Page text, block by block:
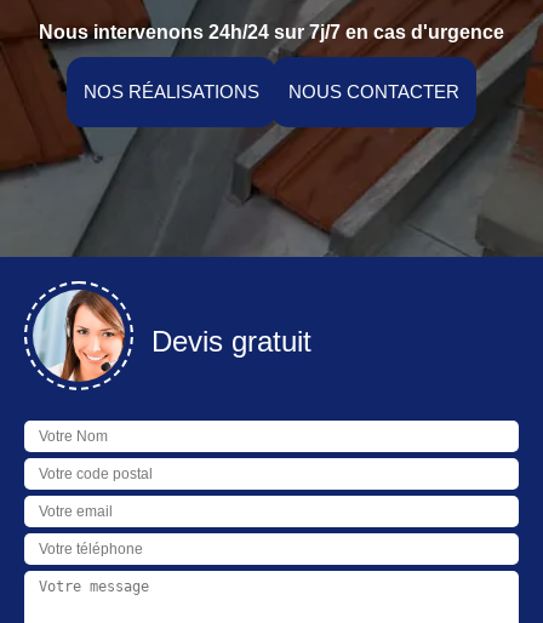
Nous intervenons 24h/24 sur 7j/7 en cas d'urgence
NOS RÉALISATIONS NOUS CONTACTER
Devis gratuit